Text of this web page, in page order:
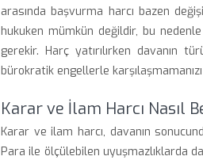
arasında başvurma harcı bazen
hukuken mümkün değildir, bu
gerekir. Harç yatırılırken davanın
bürokratik engellerle
Karar ve İlam Harcı Nasıl
Karar ve ilam harcı, davanın
Para ile ölçülebilen uyuşmazlıklarda